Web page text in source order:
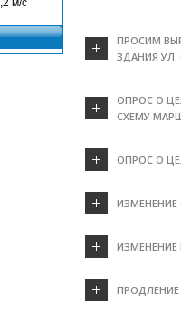
ПРОСИМ
ЗДАНИЯ УЛ.
ОПРОС О
СХЕМУ
ОПРОС О